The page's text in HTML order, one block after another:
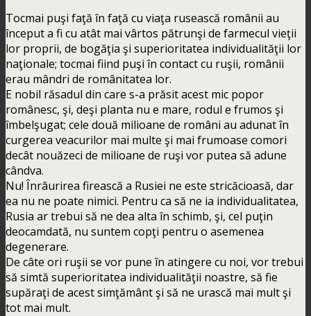
Tocmai puşi faţă în faţă cu viaţa rusească românii au
început a fi cu atât mai vârtos pătrunşi de farmecul vieţii
lor proprii, de bogăţia şi superioritatea individualităţii lor
naţionale; tocmai fiind puşi în contact cu ruşii, românii
erau mândri de românitatea lor.
E nobil răsadul din care s-a prăsit acest mic popor
românesc, şi, deşi planta nu e mare, rodul e frumos şi
îmbelşugat; cele două milioane de români au adunat în
curgerea veacurilor mai multe şi mai frumoase comori
decât nouăzeci de milioane de ruşi vor putea să adune
cândva.
Nu! Înrâurirea firească a Rusiei ne este stricăcioasă, dar
ea nu ne poate nimici. Pentru ca să ne ia individualitatea,
Rusia ar trebui să ne dea alta în schimb, şi, cel puţin
deocamdată, nu suntem copţi pentru o asemenea
degenerare.
De câte ori ruşii se vor pune în atingere cu noi, vor trebui
să simtă superioritatea individualităţii noastre, să fie
supăraţi de acest simţământ şi să ne urască mai mult şi
tot mai mult.